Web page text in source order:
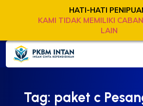
Tag: paket c
HATI-HATI
KAMI TIDAK MEMILIKI
LAIN